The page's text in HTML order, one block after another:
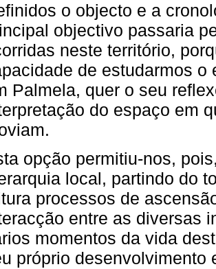
o objecto e a
objectivo passaria
neste território,
de estudarmos
Palmela, quer o seu
do espaço em
opção permitiu-nos,
local, partindo do
processos de
entre as diversas
momentos da vida
próprio desenvolvimento